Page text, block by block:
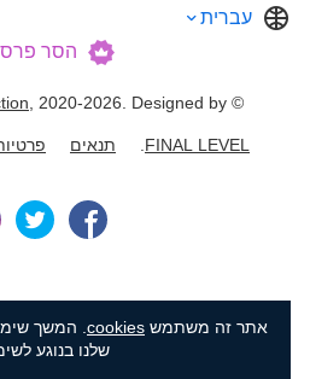
עברית
הסר
, 2020-2026. Designed by
FINAL LEVEL
. תנאים פרטיות
אתר זה משתמשcookies. המשך שימוש
שלנו בנוגע